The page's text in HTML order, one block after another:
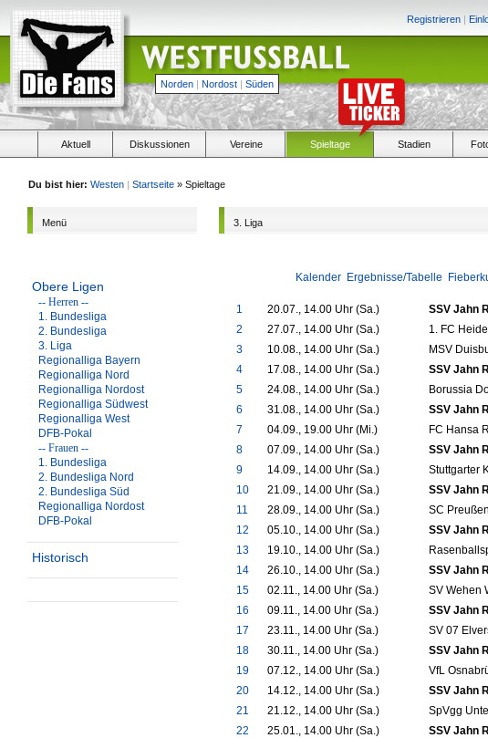
Registrieren |
Norden | Nordost | Süden
Aktuell Diskussionen Vereine Spieltage Stadien
Du bist hier: Westen | Startseite » Spieltage
Menü
Obere Ligen
-- Herren --
1. Bundesliga
2. Bundesliga
3. Liga
Regionalliga Bayern
Regionalliga Nord
Regionalliga Nordost
Regionalliga Südwest
Regionalliga West
DFB-Pokal
-- Frauen --
1. Bundesliga
2. Bundesliga Nord
2. Bundesliga Süd
Regionalliga Nordost
DFB-Pokal
Historisch
3. Liga
Kalender Ergebnisse/Tabelle
1 20.07., 14.00 Uhr (Sa.) SSV Jahn
2
27.07., 14.00 Uhr (Sa.) 1. FC
3
10.08., 14.00 Uhr (Sa.) MSV
4
17.08., 14.00 Uhr (Sa.) SSV Jahn
5
24.08., 14.00 Uhr (Sa.) Borussia
6
31.08., 14.00 Uhr (Sa.) SSV Jahn
7
04.09., 19.00 Uhr (Mi.) FC Hansa
8
07.09., 14.00 Uhr (Sa.) SSV Jahn
9
14.09., 14.00 Uhr (Sa.) Stuttgarter
10
21.09., 14.00 Uhr (Sa.) SSV Jahn
11
28.09., 14.00 Uhr (Sa.) SC
12
05.10., 14.00 Uhr (Sa.) SSV Jahn
13
19.10., 14.00 Uhr (Sa.)
14
26.10., 14.00 Uhr (Sa.) SSV Jahn
15
02.11., 14.00 Uhr (Sa.) SV Wehen
16
09.11., 14.00 Uhr (Sa.) SSV Jahn
17
23.11., 14.00 Uhr (Sa.) SV 07
18
30.11., 14.00 Uhr (Sa.) SSV Jahn
19
07.12., 14.00 Uhr (Sa.) VfL
20
14.12., 14.00 Uhr (Sa.) SSV Jahn
21
21.12., 14.00 Uhr (Sa.) SpVgg
22
25.01., 14.00 Uhr (Sa.) SSV Jahn